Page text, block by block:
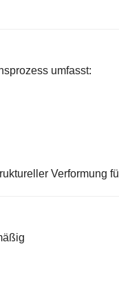
umfasst:
Verformung